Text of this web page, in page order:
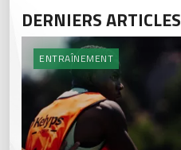
DERNIERS ARTICLES
ENTRAÎNEMENT